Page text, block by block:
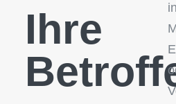
Ihre